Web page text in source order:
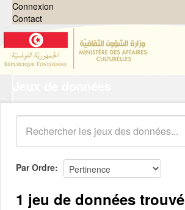
Connexion
Contact
Organisations
Groupes
Demandes 0
À propos
Par Ordre
1 jeu de données trouvé